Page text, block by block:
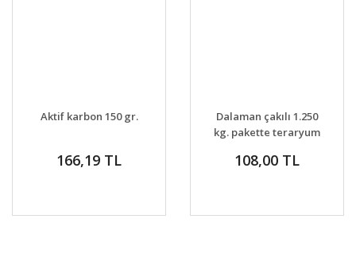
DETAYLAR SEPETE EKLE
Aktif karbon 150 gr.
166,19 TL
DETAYLAR
VER
Dalaman çakılı 1.250
kg. pakette teraryum
108,00 TL